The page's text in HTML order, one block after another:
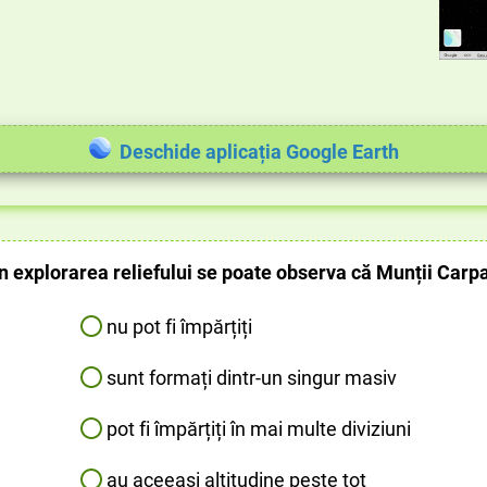
Deschide aplicația Google Earth
explorarea reliefului se poate observa că Munții
nu pot fi împărțiți
sunt formați dintr-un singur masiv
pot fi împărțiți în mai multe diviziuni
au aceeași altitudine peste tot